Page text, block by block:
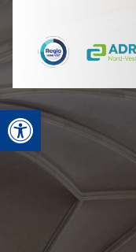
Deschide bara de unelte